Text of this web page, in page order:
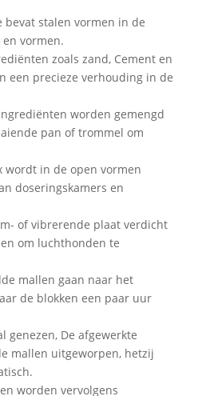
bevat stalen vormen in de
vormen.
zoals zand, Cement en
een precieze verhouding in de
worden gemengd
pan of trommel om
wordt in de open vormen
doseringskamers en
of vibrerende plaat verdicht
om luchthonden te
mallen gaan naar het
de blokken een paar uur
genezen, De afgewerkte
mallen uitgeworpen, hetzij
worden vervolgens